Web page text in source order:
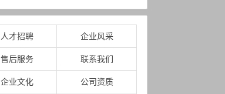
人才招聘 企业风采
售后服务 联系我们
企业文化 公司资质